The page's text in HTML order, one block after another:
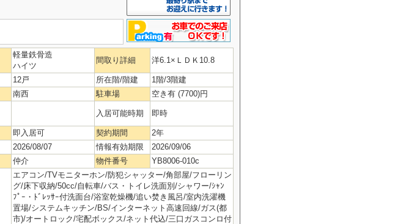
軽量鉄骨造
ハイツ
間取り詳細 洋6.1×ＬＤＫ10.8
12戸 所在階/階建
1階/3階建
南西 駐車場
空き有 (7700)円
入居可能時期 即時
即入居可 契約期間
2年
2026/08/07 情報有効期限
2026/09/06
仲介 物件番号 YB8006-010c
エアコン/TVモニターホン/防犯シャッター/角部屋/フローリン
グ/床下収納/50cc/自転車/バス・トイレ洗面別/シャワー/ｼｬﾝ
ﾌﾟｰ・ﾄﾞﾚｯｻｰ付洗面台/浴室乾燥機/追い焚き風呂/室内洗濯機
置場/システムキッチン/BS/インターネット高速回線/ガス(都
市)/オートロック/宅配ボックス/ネット代込/三口ガスコンロ付